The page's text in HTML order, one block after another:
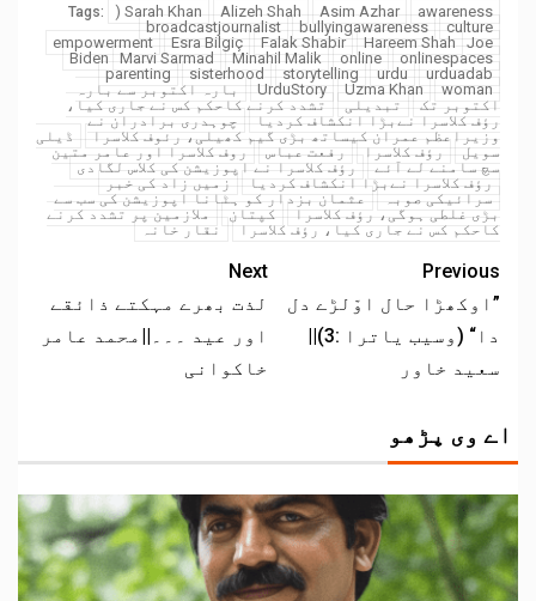
Tags: ) Sarah Khan Alizeh Shah Asim Azhar
awareness
broadcastjournalist
bullyingawareness
culture
empowerment
Esra Bilgiç Falak Shabir Hareem Shah
Joe
Biden
Marvi Sarmad Minahil Malik online
onlinespaces
parenting
sisterhood storytelling urdu
urduadab
UrduStory
Uzma Khan woman
بارہ اکتوبر سے بارہ
اکتوبر تک
تبدیلی
تشدد کرنے کاحکم کس نے جاری کیا،
رؤف کلاسرا نےبڑا انکشاف کردیا
چوہدری برادران نے
وزیراعظم عمران کیساتھ بڑی گیم کھیلی، رئوف کلاسرا
ڈیلی
سویل
رؤف کلاسرا رفعت عباس
روف کلاسرا اور عامر متین
سچ سامنے لے آئے
رؤف کلاسرا نے اپوزیشن کی کلاس لگادی
رؤف کلاسرا نےبڑا انکشاف کردیا
زمیں زاد کی خبر
سرائیکی صوبہ
عثمان بزدار کو ہٹانا اپوزیشن کی سب سے
بڑی غلطی ہوگی، رؤف کلاسرا
کپتان
ملازمین پر تشدد کرنے
کاحکم کس نے جاری کیا، رؤف کلاسرا
نقار خانہ
Previous
”اوکھڑا حال اوّلڑے دل
دا“ (وسیب یاترا :3)||
سعید خاور
Next
لذت بھرے مہکتے ذائقے
اور عید ۔۔۔||محمد عامر
خاکوانی
اے وی پڑھو